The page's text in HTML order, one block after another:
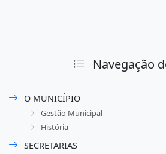
Navegação
O MUNICÍPIO
Gestão Municipal
História
SECRETARIAS